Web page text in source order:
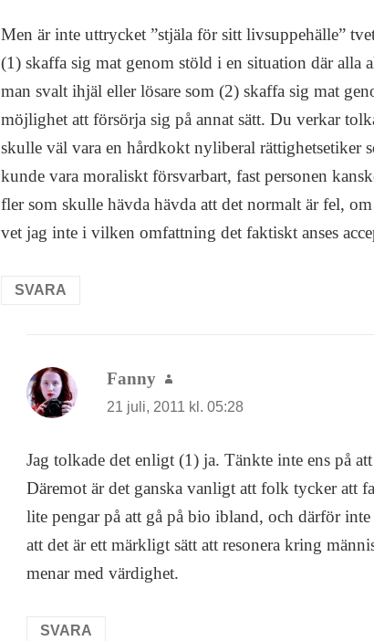
Men är inte uttrycket ”stjäla för sitt livsuppehälle”
(1) skaffa sig mat genom stöld i en situation där alla
man svalt ihjäl eller lösare som (2) skaffa sig mat
möjlighet att försörja sig på annat sätt. Du verkar
skulle väl vara en hårdkokt nyliberal rättighetsetiker
kunde vara moraliskt försvarbart, fast personen
fler som skulle hävda hävda att det normalt är fel,
vet jag inte i vilken omfattning det faktiskt anses
SVARA
Fanny skriver:
21 juli, 2011 kl. 05:28
Jag tolkade det enligt (1) ja. Tänkte inte ens på
Däremot är det ganska vanligt att folk tycker att
lite pengar på att gå på bio ibland, och därför
att det är ett märkligt sätt att resonera kring
menar med värdighet.
SVARA